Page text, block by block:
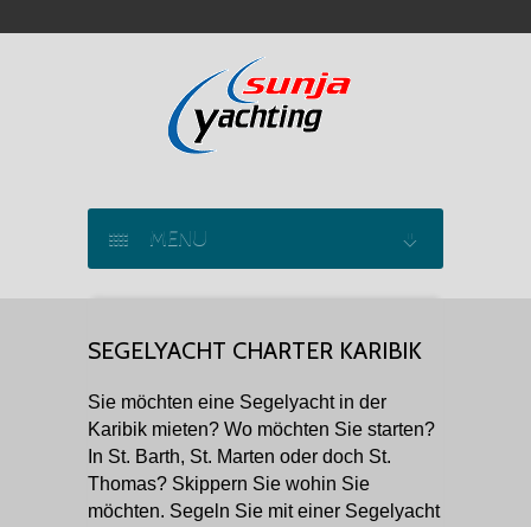
MENU
KATAMARAN CHARTER
MOTORYACHT CHARTER
MARINAS
SEGELYACHT CHARTER KARIBIK
Sie möchten eine Segelyacht in der
Karibik mieten? Wo möchten Sie starten?
In St. Barth, St. Marten oder doch St.
Thomas? Skippern Sie wohin Sie
möchten. Segeln Sie mit einer Segelyacht